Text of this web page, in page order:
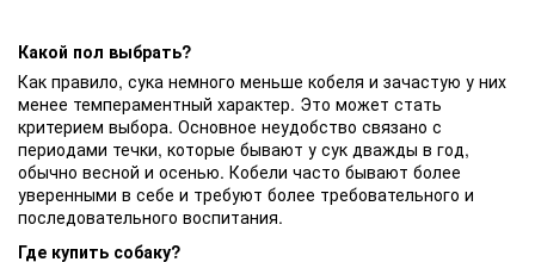
Какой пол выбрать?
Как правило, сука немного меньше кобеля и зачастую у них
менее темпераментный характер. Это может стать
критерием выбора. Основное неудобство связано с
периодами течки, которые бывают у сук дважды в год,
обычно весной и осенью. Кобели часто бывают более
уверенными в себе и требуют более требовательного и
последовательного воспитания.
Где купить собаку?